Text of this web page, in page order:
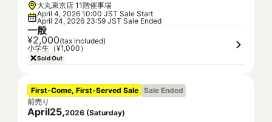
大丸東京店 11階催事場
April 4, 2026 10:00 JST Sale Start
April 24, 2026 23:59 JST Sale Ended
一般
¥2,000(tax included)
小学生（¥1,000）
Sold Out
First-Come, First-Served Sale Sale Ended
前売り
April25,2026 (Saturday)